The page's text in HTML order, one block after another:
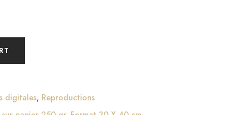
digitales, Reproductions